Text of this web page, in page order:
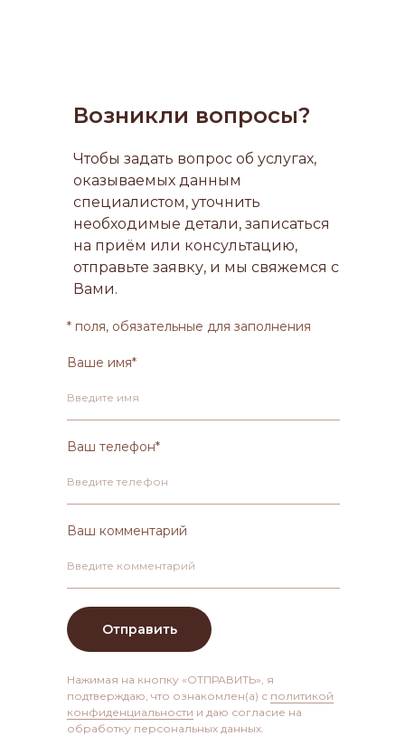
Ваше имя*
Введите имя
Ваш телефон*
Введите телефон
Ваш комментарий
Введите комментарий
Отправить
Возникли вопросы?
Чтобы задать вопрос об услугах,
оказываемых данным
специалистом, уточнить
необходимые детали, записаться
на приём или консультацию,
отправьте заявку, и мы свяжемся с
Вами.
* поля, обязательные для заполнения
Нажимая на кнопку «ОТПРАВИТЬ», я
подтверждаю, что ознакомлен(а) с политикой
конфиденциальности и даю согласие на
обработку персональных данных.
Контакты